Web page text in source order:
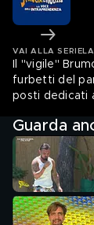
VAI ALLA SERIE
Il "vigile"
furbetti del
posti dedicati
Guarda